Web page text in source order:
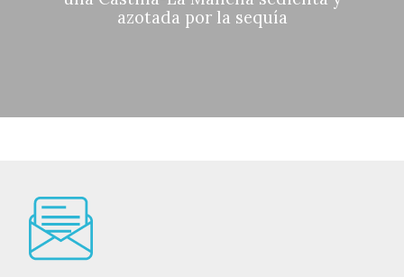
azotada por la sequía